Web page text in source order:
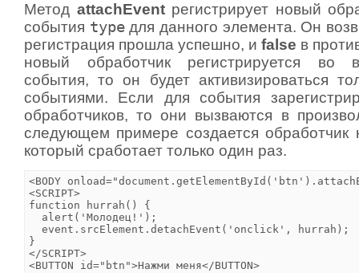
Метод attachEventрегистрирует новый
события typeдля данного элемента. Он
регистрация прошла успешно, и false в
новый обработчик регистрируется во
события, то он будет активизироваться
событиями. Если для события
обработчиков, то они вызваются в
следующем примере создается обработчик
который сработает только один раз.
<BODY
<SCRIPT>
function hurrah() {
  alert('Молодец!');
  event.srcElement.detachEvent('onclick', hurrah);
}
</SCRIPT>
<BUTTON id="btn">Нажми меня</BUTTON>